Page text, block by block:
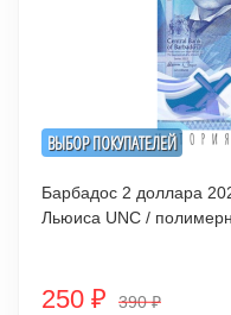
ВЫБОР ПОКУПАТЕЛЕЙ
Барбадос 2 доллара
Льюиса UNC /
250 ₽ 390₽